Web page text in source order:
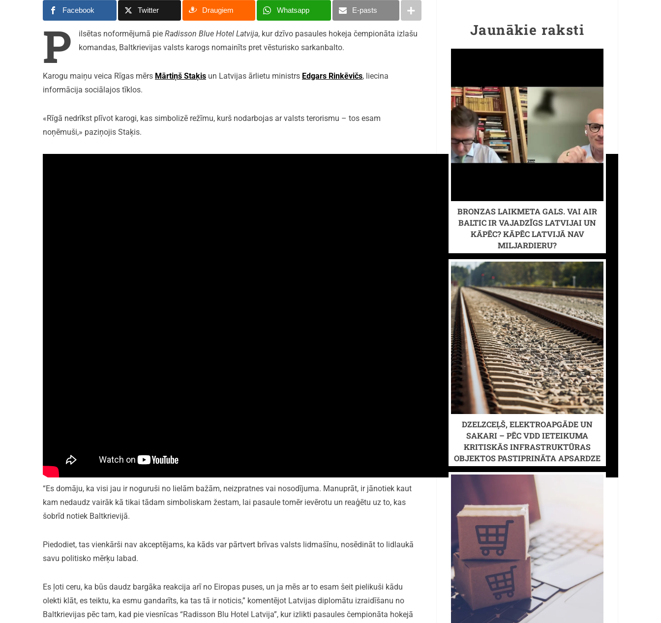
Facebook Twitter Draugiem Whatsapp E-pasts
P ilsētas noformējumā pie Radisson Blue Hotel Latvija, kur dzīvo pasaules hokeja čempionāta izlašu
komandas, Baltkrievijas valsts karogs nomainīts pret vēsturisko sarkanbalto.
Karogu maiņu veica Rīgas mērs Mārtiņš Staķis un Latvijas ārlietu ministrs Edgars Rinkēvičs, liecina
informācija sociālajos tīklos.
«Rīgā nedrīkst plīvot karogi, kas simbolizē režīmu, kurš nodarbojas ar valsts terorismu – tos esam
noņēmuši,» paziņojis Staķis.
“Es domāju, ka visi jau ir noguruši no lielām bažām, neizpratnes vai nosodījuma. Manuprāt, ir jānotiek kaut
kam nedaudz vairāk kā tikai tādam simboliskam žestam, lai pasaule tomēr ievērotu un reaģētu uz to, kas
šobrīd notiek Baltkrievijā.
Piedodiet, tas vienkārši nav akceptējams, ka kāds var pārtvert brīvas valsts lidmašīnu, nosēdināt to lidlaukā
savu politisko mērķu labad.
Es ļoti ceru, ka būs daudz bargāka reakcija arī no Eiropas puses, un ja mēs ar to esam šeit pielikuši kādu
olekti klāt, es teiktu, ka esmu gandarīts, ka tas tā ir noticis,” komentējot Latvijas diplomātu izraidīšanu no
Baltkrievijas pēc tam, kad pie viesnīcas “Radisson Blu Hotel Latvija”, kur izlikti pasaules čempionāta hokejā
Jaunākie raksti
BRONZAS LAIKMETA GALS. VAI AIR
BALTIC IR VAJADZĪGS LATVIJAI UN
KĀPĒC? KĀPĒC LATVIJĀ NAV
MILJARDIERU?
DZELZCEĻŠ, ELEKTROAPGĀDE UN
SAKARI – PĒC VDD IETEIKUMA
KRITISKĀS INFRASTRUKTŪRAS
OBJEKTOS PASTIPRINĀTA APSARDZE